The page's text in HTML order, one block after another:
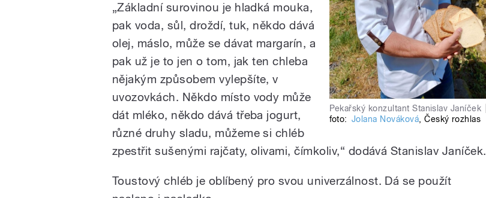
Pekařský konzultant Stanislav Janíček
foto: Jolana Nováková,Český rozhlas
„Základní surovinou je hladká mouka,
pak voda, sůl, droždí, tuk, někdo dává
olej, máslo, může se dávat margarín, a
pak už je to jen o tom, jak ten chleba
nějakým způsobem vylepšíte, v
uvozovkách. Někdo místo vody může
dát mléko, někdo dává třeba jogurt,
různé druhy sladu, můžeme si chléb
zpestřit sušenými rajčaty, olivami, čímkoliv,“ dodává Stanislav Janíček.
Toustový chléb je oblíbený pro svou univerzálnost. Dá se použít